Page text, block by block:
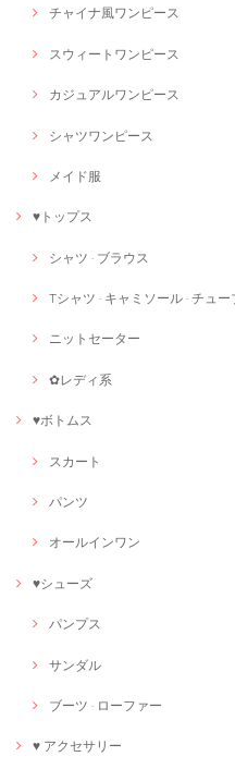
チャイナ風ワンピース
スウィートワンピース
カジュアルワンピース
シャツワンピース
メイド服
♥トップス
シャツ · ブラウス
Tシャツ · キャミソール · チュ
ニットセーター
✿レディ系
♥ボトムス
スカート
パンツ
オールインワン
♥シューズ
パンプス
サンダル
ブーツ · ローファー
♥ アクセサリー